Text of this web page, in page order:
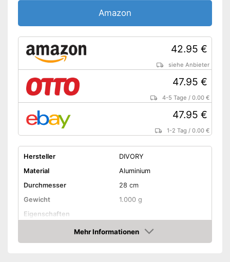
Amazon
42.95 €
siehe Anbieter
47.95 €
4-5 Tage /0.00 €
47.95 €
1-2 Tag /0.00 €
Hersteller
DIVORY
Material
Aluminium
Durchmesser
28 cm
Gewicht
1.000 g
Eigenschaften
Für Elektroherd geeignetMehr Informationen
Amazon